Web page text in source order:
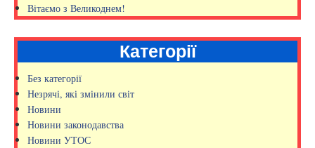
Вітаємо з Великоднем!
Категорії
Без категорії
Незрячі, які змінили світ
Новини
Новини законодавства
Новини УТОС